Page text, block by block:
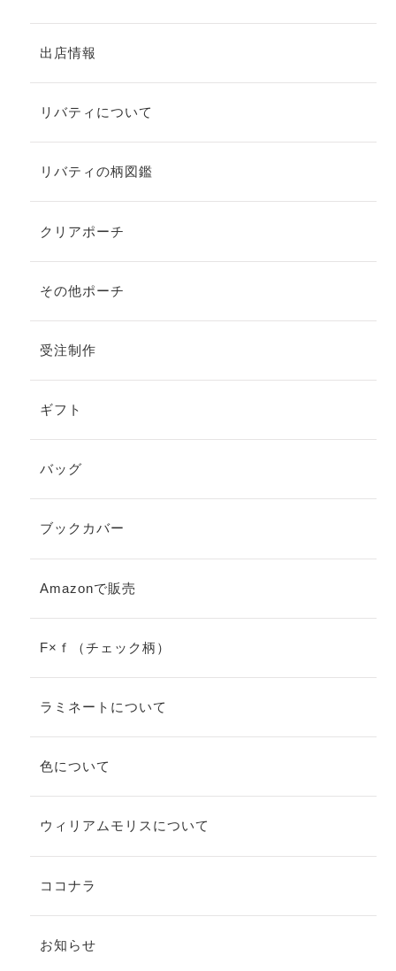
出店情報
リバティについて
リバティの柄図鑑
クリアポーチ
その他ポーチ
受注制作
ギフト
バッグ
ブックカバー
Amazonで販売
F×ｆ（チェック柄）
ラミネートについて
色について
ウィリアムモリスについて
ココナラ
お知らせ